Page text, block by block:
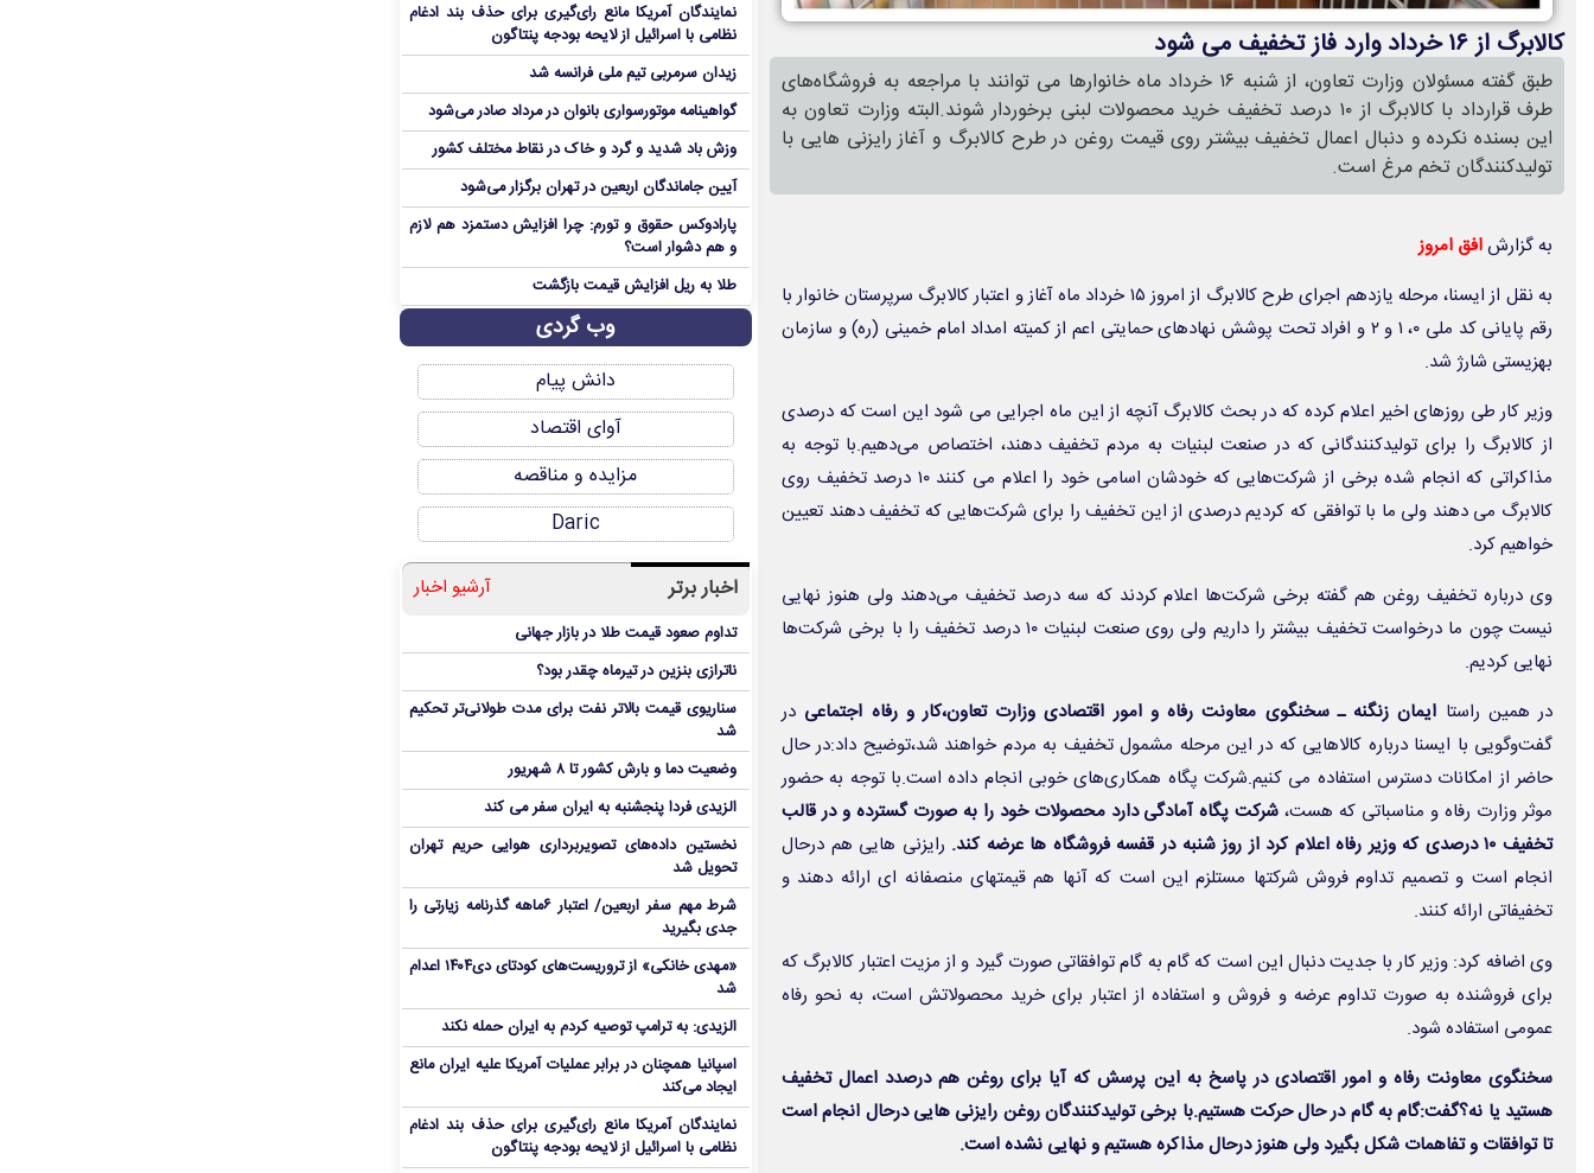
کالابرگ از ۱۶ خرداد وارد فاز تخفیف می شود
طبق گفته مسئولان وزارت تعاون، از شنبه ۱۶ خرداد ماه خانوارها می توانند با مراجعه به فروشگاه‌های
طرف قرارداد با کالابرگ از ۱۰ درصد تخفیف خرید محصولات لبنی برخوردار شوند.البته وزارت تعاون به
این بسنده نکرده و دنبال اعمال تخفیف بیشتر روی قیمت روغن در طرح کالابرگ و آغاز رایزنی هایی با
تولیدکنندگان تخم مرغ است.
به گزارش افق امروز
به نقل از ایسنا، مرحله یازدهم اجرای طرح کالابرگ از امروز ۱۵ خرداد ماه آغاز و اعتبار کالابرگ سرپرستان خانوار با
رقم پایانی کد ملی ۰، ۱ و ۲ و افراد تحت پوشش نهادهای حمایتی اعم از کمیته امداد امام خمینی (ره) و سازمان
بهزیستی شارژ شد.
وزیر کار طی روزهای اخیر اعلام کرده که در بحث کالابرگ آنچه از این ماه اجرایی می شود این است که درصدی
از کالابرگ را برای تولیدکنندگانی که در صنعت لبنیات به مردم تخفیف دهند، اختصاص می‌دهیم.با توجه به
مذاکراتی که انجام شده برخی از شرکت‌هایی که خودشان اسامی خود را اعلام می کنند ۱۰ درصد تخفیف روی
کالابرگ می دهند ولی ما با توافقی که کردیم درصدی از این تخفیف را برای شرکت‌هایی که تخفیف دهند تعیین
خواهیم کرد.
وی درباره تخفیف روغن هم گفته برخی شرکت‌ها اعلام کردند که سه درصد تخفیف می‌دهند ولی هنوز نهایی
نیست چون ما درخواست تخفیف بیشتر را داریم ولی روی صنعت لبنیات ۱۰ درصد تخفیف را با برخی شرکت‌ها
نهایی کردیم.
در همین راستا ایمان زنگنه ـ سخنگوی معاونت رفاه و امور اقتصادی وزارت تعاون،کار و رفاه اجتماعی در
گفت‌وگویی با ایسنا درباره کالاهایی که در این مرحله مشمول تخفیف به مردم خواهند شد،توضیح داد:در حال
حاضر از امکانات دسترس استفاده می کنیم.شرکت پگاه همکاری‌های خوبی انجام داده است.با توجه به حضور
موثر وزارت رفاه و مناسباتی که هست، شرکت پگاه آمادگی دارد محصولات خود را به صورت گسترده و در قالب
تخفیف ۱۰ درصدی که وزیر رفاه اعلام کرد از روز شنبه در قفسه فروشگاه ها عرضه کند.
رایزنی هایی هم درحال
انجام است و تصمیم تداوم فروش شرکتها مستلزم این است که آنها هم قیمتهای منصفانه ای ارائه دهند و
تخفیفاتی ارائه کنند.
وی اضافه کرد: وزیر کار با جدیت دنبال این است که گام به گام توافقاتی صورت گیرد و از مزیت اعتبار کالابرگ که
برای فروشنده به صورت تداوم عرضه و فروش و استفاده از اعتبار برای خرید محصولاتش است، به نحو رفاه
عمومی استفاده شود.
سخنگوی معاونت رفاه و امور اقتصادی در پاسخ به این پرسش که آیا برای روغن هم درصدد اعمال تخفیف
هستید یا نه؟گفت:گام‌ به گام در حال حرکت هستیم.با برخی تولیدکنندگان روغن رایزنی هایی درحال انجام است
تا توافقات و تفاهمات شکل بگیرد ولی هنوز درحال مذاکره هستیم و نهایی نشده است.
نمایندگان آمریکا مانع رای‌گیری برای حذف بند ادغام
نظامی با اسرائیل از لایحه بودجه پنتاگون
زیدان سرمربی تیم ملی فرانسه شد
گواهینامه موتورسواری بانوان در مرداد صادر می‌شود
وزش باد شدید و گرد و خاک در نقاط مختلف کشور
آیین جاماندگان اربعین در تهران برگزار می‌شود
پارادوکس حقوق و تورم: چرا افزایش دستمزد هم لازم
و هم دشوار است؟
طلا به ریل افزایش قیمت بازگشت
وب گردی
دانش پیام
آوای اقتصاد
مزایده و مناقصه
Daric
اخبار برتر آرشیو اخبار
تداوم صعود قیمت طلا در بازار جهانی
ناترازی بنزین در تیرماه چقدر بود؟
سناریوی قیمت بالاتر نفت برای مدت طولانی‌تر تحکیم
شد
وضعیت دما و بارش کشور تا ۸ شهریور
الزیدی فردا پنجشنبه به ایران سفر می کند
نخستین داده‌های تصویربرداری هوایی حریم تهران
تحویل شد
شرط مهم سفر اربعین/ اعتبار ۶ماهه گذرنامه زیارتی را
جدی بگیرید
«مهدی خانکی» از تروریست‌های کودتای دی۱۴۰۴ اعدام
شد
الزیدی: به ترامپ توصیه کردم به ایران حمله نکند
اسپانیا همچنان در برابر عملیات آمریکا علیه ایران مانع
ایجاد می‌کند
نمایندگان آمریکا مانع رای‌گیری برای حذف بند ادغام
نظامی با اسرائیل از لایحه بودجه پنتاگون